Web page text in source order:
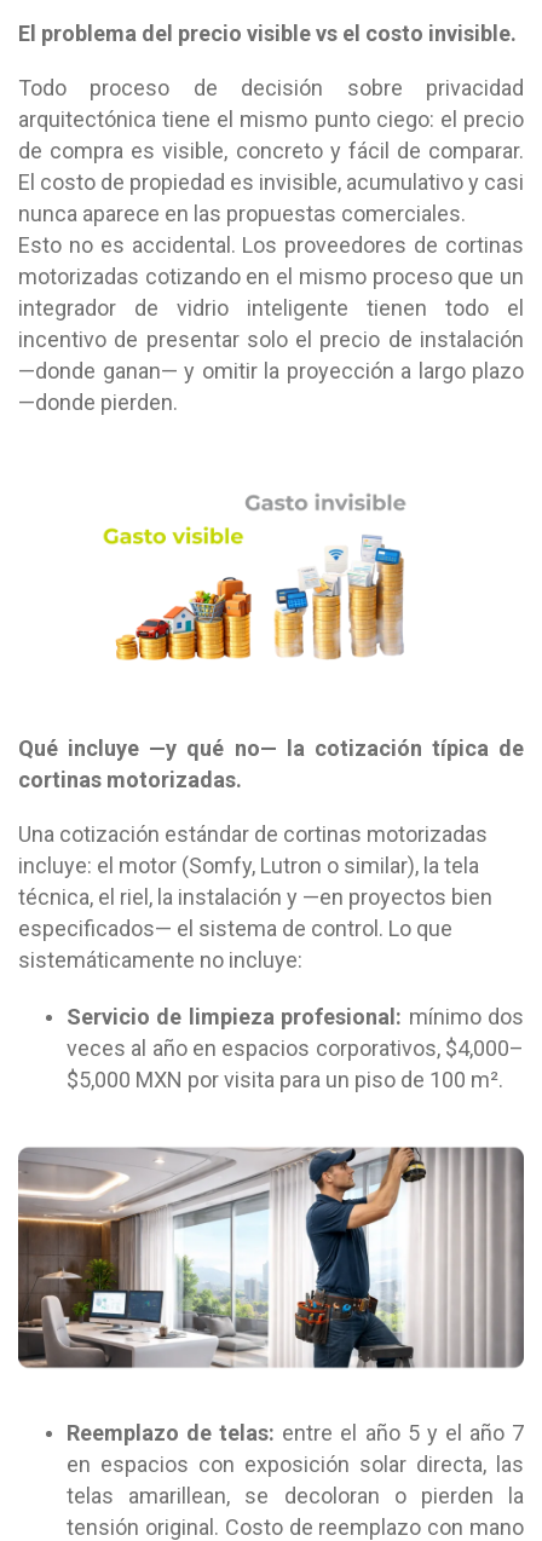
El problema del precio visible vs el costo invisible.
Todo proceso de decisión sobre privacidad
arquitectónica tiene el mismo punto ciego: el precio
de compra es visible, concreto y fácil de comparar.
El costo de propiedad es invisible, acumulativo y casi
nunca aparece en las propuestas comerciales.
Esto no es accidental. Los proveedores de cortinas
motorizadas cotizando en el mismo proceso que un
integrador de vidrio inteligente tienen todo el
incentivo de presentar solo el precio de instalación
—donde ganan— y omitir la proyección a largo plazo
—donde pierden.
Qué incluye —y qué no— la cotización típica de
cortinas motorizadas.
Una cotización estándar de cortinas motorizadas
incluye: el motor (Somfy, Lutron o similar), la tela
técnica, el riel, la instalación y —en proyectos bien
especificados— el sistema de control. Lo que
sistemáticamente no incluye:
Servicio de limpieza profesional: mínimo dos
veces al año en espacios corporativos, $4,000–
$5,000 MXN por visita para un piso de 100 m².
Reemplazo de telas: entre el año 5 y el año 7
en espacios con exposición solar directa, las
telas amarillean, se decoloran o pierden la
tensión original. Costo de reemplazo con mano